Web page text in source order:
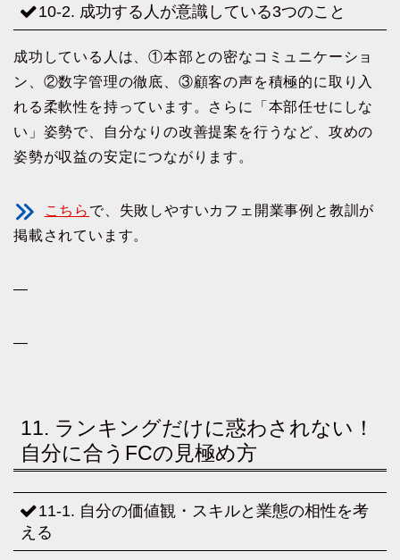
10-2. 成功する人が意識している3つのこと
成功している人は、①本部との密なコミュニケーショ
ン、②数字管理の徹底、③顧客の声を積極的に取り入
れる柔軟性を持っています。さらに「本部任せにしな
い」姿勢で、自分なりの改善提案を行うなど、攻めの
姿勢が収益の安定につながります。
こちら で、失敗しやすいカフェ開業事例と教訓が
掲載されています。
—
—
11. ランキングだけに惑わされない！
自分に合うFCの見極め方
11-1. 自分の価値観・スキルと業態の相性を考
える